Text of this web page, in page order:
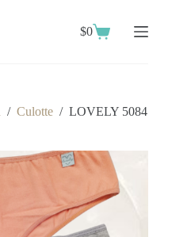
Shopping
$0
/ Culotte / LOVELY 5084